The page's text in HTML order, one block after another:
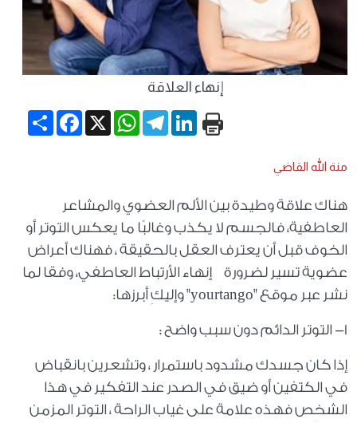
إنهاء العلاقة
Share
Facebook X
WhatsApp
TelegramLinkedIn
منة الله القاضي
هناك علاقة وطيدة بين الألم العضوي والمشاعر
العاطفية، فالجسم لا يكذب وغالبًا ما يعكس التوتر أو
الخوف قبل أن يعترف العقل بالحقيقة ، فهناك أعراض
عضوية تسير لضرورة إنهاء الأرتباط العاطفي، وفقا لما
نشر عبر موقع "yourtango" وإليكِ أبرزها:
١- التوتر الدائم دون سبب واضح :
إذا كان جسدك مشدود باستمرار ، وتشعرين بانقباض
في الكتفين أو ضيق في الصدر عند التفكير في هذا
الشخص فهذه علامة على غياب الراحة ، التوتر المزمن